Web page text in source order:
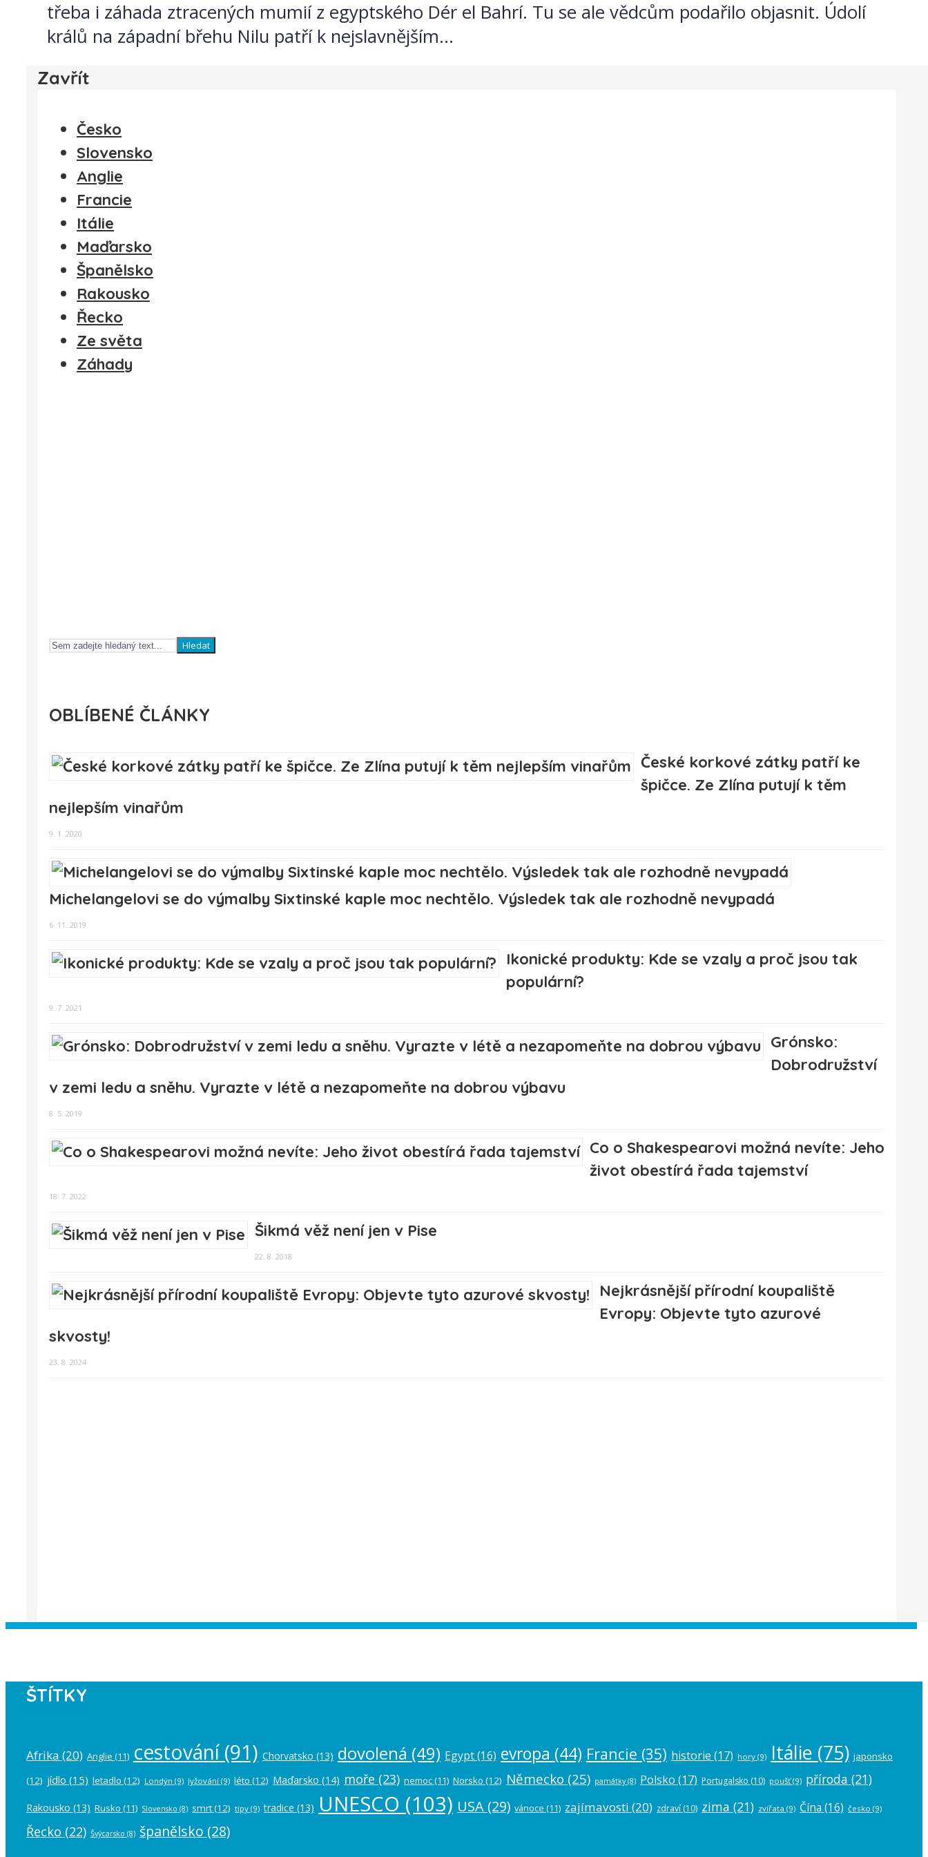
třeba i záhada ztracených mumií z egyptského Dér el Bahrí. Tu se ale vědcům podařilo objasnit. Údolí
králů na západní břehu Nilu patří k nejslavnějším...
Zavřít
Česko
Slovensko
Anglie
Francie
Itálie
Maďarsko
Španělsko
Rakousko
Řecko
Ze světa
Záhady
Hledat
OBLÍBENÉ ČLÁNKY
České korkové zátky patří ke
špičce. Ze Zlína putují k těm
nejlepším vinařům
9. 1. 2020
Michelangelovi se do výmalby Sixtinské kaple moc nechtělo. Výsledek tak ale rozhodně nevypadá
6. 11. 2019
Ikonické produkty: Kde se vzaly a proč jsou tak
populární?
9. 7. 2021
Grónsko:
Dobrodružství
v zemi ledu a sněhu. Vyrazte v létě a nezapomeňte na dobrou výbavu
8. 5. 2019
Co o Shakespearovi možná nevíte: Jeho
život obestírá řada tajemství
18. 7. 2022
Šikmá věž není jen v Pise
22. 8. 2018
Nejkrásnější přírodní koupaliště
Evropy: Objevte tyto azurové
skvosty!
23. 8. 2024
ŠTÍTKY
Afrika (20) Anglie (11) cestování(91) Chorvatsko (13) dovolená (49) Egypt(16) evropa (44) Francie (35) historie (17) hory (9) Itálie (75) japonsko
(12) jídlo (15) letadlo (12) Londýn (9) lyžování (9) léto (12) Maďarsko (14) moře (23) nemoc(11) Norsko (12) Německo (25) památky(8) Polsko (17) Portugalsko (10) poušť(9) příroda (21)
Rakousko (13) Rusko (11) Slovensko (8) smrt(12) tipy (9) tradice (13) UNESCO (103) USA (29) vánoce (11) zajímavosti (20) zdraví (10) zima (21) zvířata (9) Čína (16) česko (9)
Řecko (22) Švýcarsko (8) španělsko (28)